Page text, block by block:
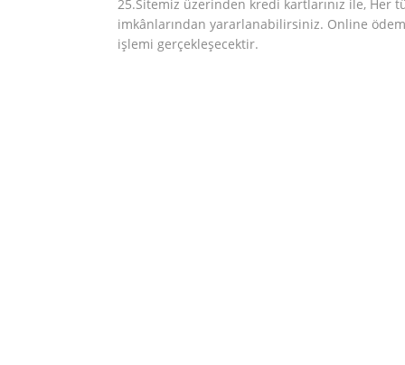
25.Sitemiz üzerinden kredi kartlarınız ile, Her
imkânlarından yararlanabilirsiniz. Online
işlemi gerçekleşecektir.